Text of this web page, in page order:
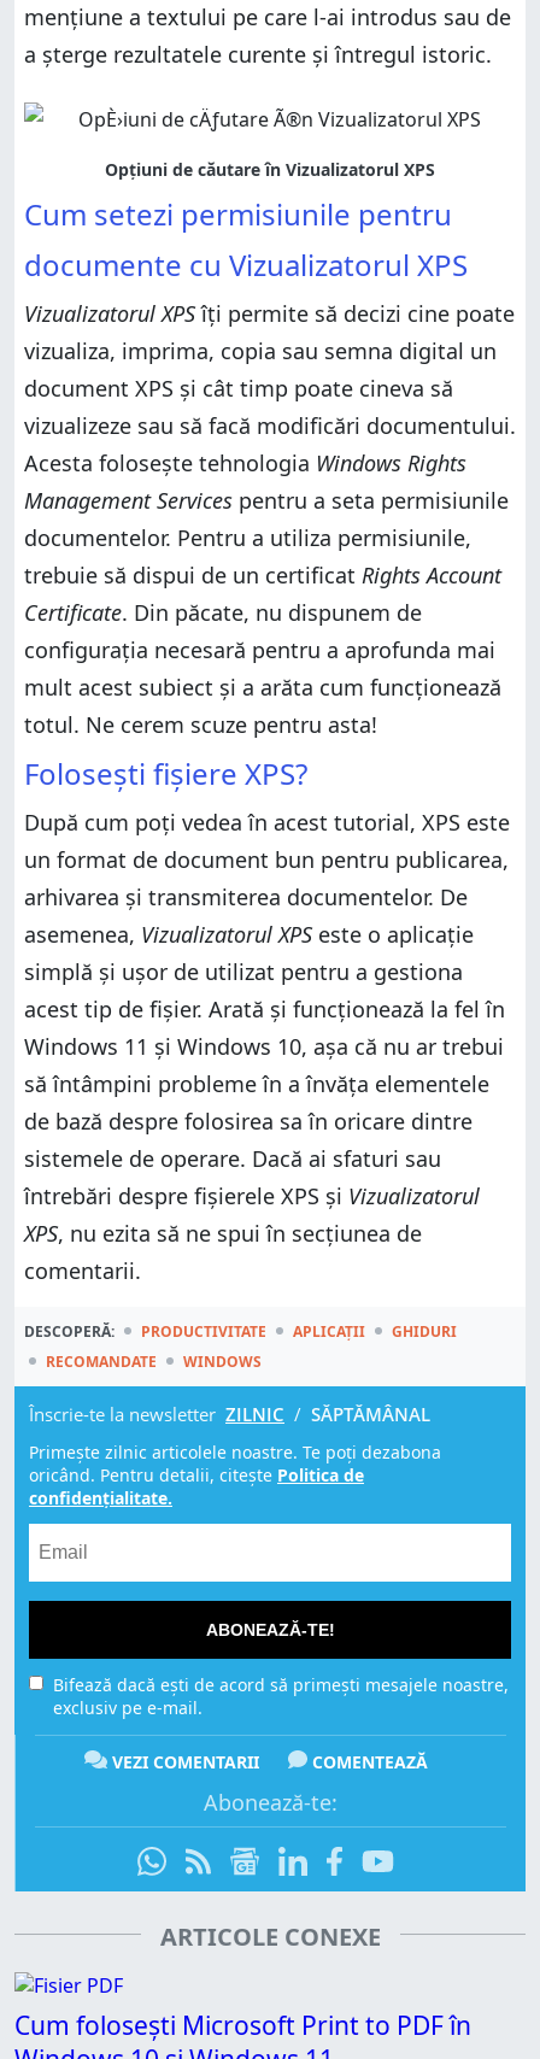
mențiune a textului pe care l-ai introdus sau de
a șterge rezultatele curente și întregul istoric.
Cum setezi permisiunile pentru
documente cu Vizualizatorul XPS
Vizualizatorul XPSîți permite să decizi cine poate
vizualiza, imprima, copia sau semna digital un
document XPS și cât timp poate cineva să
vizualizeze sau să facă modificări documentului.
Acesta folosește tehnologia Windows Rights
Management Services pentru a seta permisiunile
documentelor. Pentru a utiliza permisiunile,
trebuie să dispui de un certificat Rights Account
Certificate. Din păcate, nu dispunem de
configurația necesară pentru a aprofunda mai
mult acest subiect și a arăta cum funcționează
totul. Ne cerem scuze pentru asta!
Folosești fișiere XPS?
După cum poți vedea în acest tutorial, XPS este
un format de document bun pentru publicarea,
arhivarea și transmiterea documentelor. De
asemenea, Vizualizatorul XPS este o aplicație
simplă și ușor de utilizat pentru a gestiona
acest tip de fișier. Arată și funcționează la fel în
Windows 11 și Windows 10, așa că nu ar trebui
să întâmpini probleme în a învăța elementele
de bază despre folosirea sa în oricare dintre
sistemele de operare. Dacă ai sfaturi sau
întrebări despre fișierele XPS și Vizualizatorul
XPS, nu ezita să ne spui în secțiunea de
comentarii.
DESCOPERĂ: PRODUCTIVITATE APLICAȚII
GHIDURI
RECOMANDATE
WINDOWS
Înscrie-te la newsletter ZILNIC / SĂPTĂMÂNAL
Primește zilnic articolele noastre. Te poți dezabona
oricând. Pentru detalii, citește Politica de
confidențialitate.
ABONEAZĂ-TE!
Bifează dacă ești de acord să primești mesajele noastre,
exclusiv pe e-mail.
VEZI COMENTARII COMENTEAZĂ
Abonează-te:
ARTICOLE CONEXE
Cum folosești Microsoft Print to PDF în